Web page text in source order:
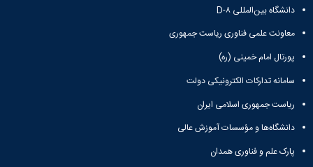
آزمایشگاه
ربات
و
بینایی
اولویت
طرح
های
پژوهشی
طرح
دانشگاه
ها
دانشگاه بین‌المللی D-۸
معاونت علمی فناوری ریاست جمهوری
پورتال امام خمینی (ره)
سامانه تدارکات الکترونیکی دولت
ریاست جمهوری اسلامی ایران
دانشگاه‌ها و مؤسسات آموزش عالی
پارک علم و فناوری همدان